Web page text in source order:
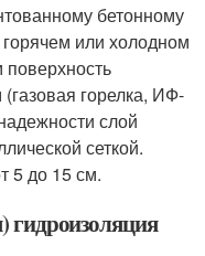
бетонному
или холодном
горелка, ИФ-
слой
сеткой.
5 до 15 см.